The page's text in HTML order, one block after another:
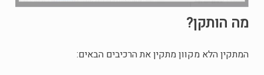
מה הותקן?
המתקין הלא מקוון מתקין את הרכיבים הבאים: